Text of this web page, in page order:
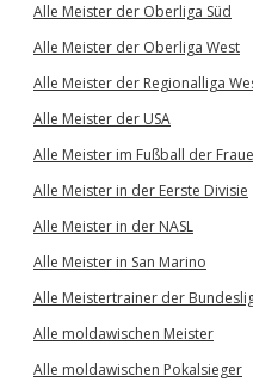
Alle Meister der Oberliga Süd
Alle Meister der Oberliga West
Alle Meister der Regionalliga
Alle Meister der USA
Alle Meister im Fußball der
Alle Meister in der Eerste Divisie
Alle Meister in der NASL
Alle Meister in San Marino
Alle Meistertrainer der
Alle moldawischen Meister
Alle moldawischen Pokalsieger